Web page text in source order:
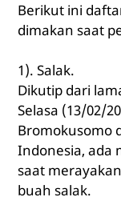
Berikut ini
dimakan saat
1). Salak.
Dikutip dari
Selasa (13/02/
Bromokusomo
Indonesia, ada
saat
buah salak.